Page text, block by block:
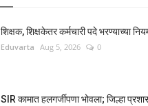
शिक्षक, शिक्षकेतर कर्मचारी पदे भरण्याच्या
Eduvarta Aug 5, 2026 0
SIR कामात हलगर्जीपणा भोवला; जिल्हा